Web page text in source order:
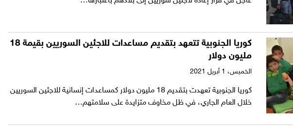
كوريا الجنوبية تتعهد بتقديم مساعدات للاجئين السوريين بقيمة 18
مليون دولار
الخميس،
كوريا الجنوبية​ تعهدت بتقديم 18 مليون ​دولار​ ك​مساعدات​ إنسانية للاجئين السوريين
خلال العام الجاري، في ظل مخاوف متزايدة على سلامتهم…